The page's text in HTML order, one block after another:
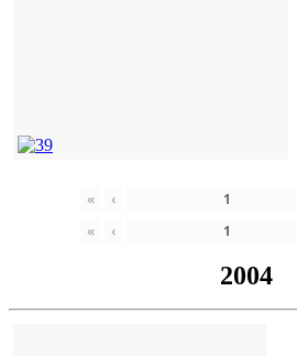
« ‹
«
‹
2004